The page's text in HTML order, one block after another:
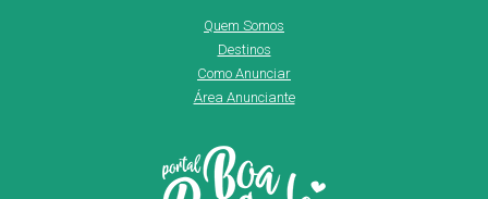
Quem Somos
Destinos
Como Anunciar
Área Anunciante